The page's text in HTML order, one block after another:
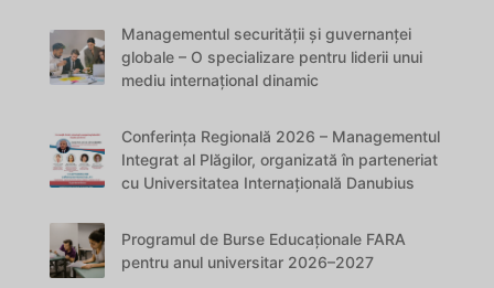
Managementul securității și guvernanței
globale – O specializare pentru liderii unui
mediu internațional dinamic
Conferința Regională 2026 – Managementul
Integrat al Plăgilor, organizată în parteneriat
cu Universitatea Internațională Danubius
Programul de Burse Educaționale FARA
pentru anul universitar 2026–2027